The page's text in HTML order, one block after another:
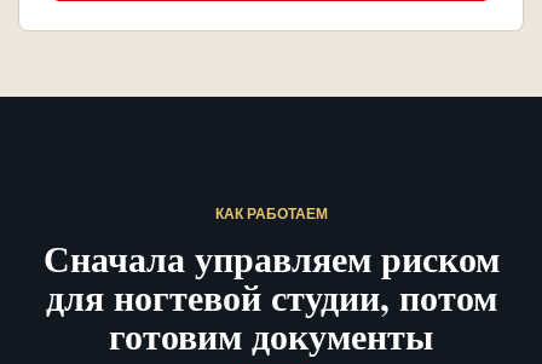
КАК РАБОТАЕМ
Сначала управляем риском
для ногтевой студии, потом
готовим документы